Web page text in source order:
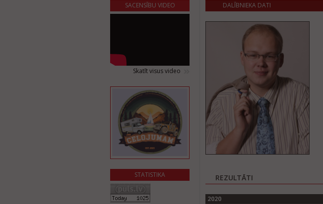
SACENSĪBU VIDEO
Skatīt visus video
STATISTIKA
DALĪBNIEKA DATI
REZULTĀTI
2020